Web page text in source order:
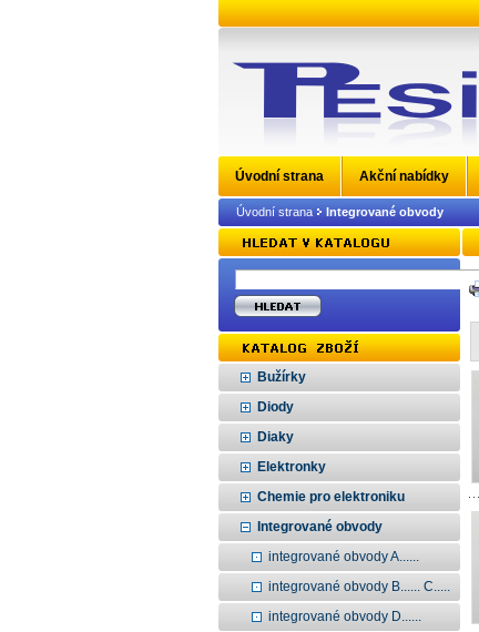
Úvodní strana Akční nabídky
Úvodní strana Integrované obvody
Bužírky
Diody
Diaky
Elektronky
Chemie pro elektroniku
Integrované obvody
integrované obvody A......
integrované obvody B...... C.....
integrované obvody D......